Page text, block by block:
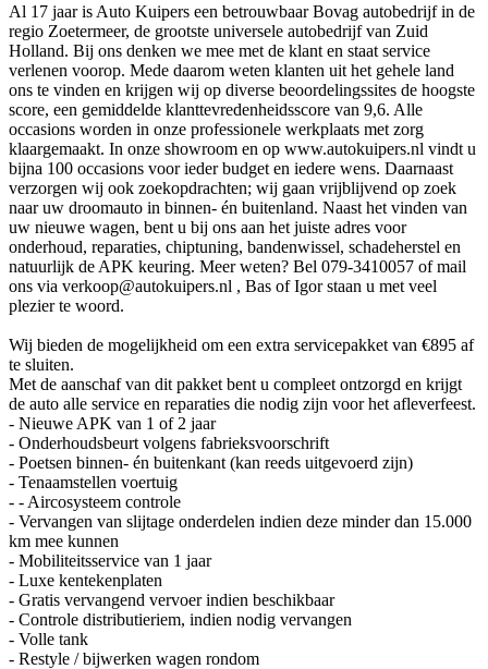
Al 17 jaar is Auto Kuipers een betrouwbaar Bovag autobedrijf in de
regio Zoetermeer, de grootste universele autobedrijf van Zuid
Holland. Bij ons denken we mee met de klant en staat service
verlenen voorop. Mede daarom weten klanten uit het gehele land
ons te vinden en krijgen wij op diverse beoordelingssites de hoogste
score, een gemiddelde klanttevredenheidsscore van 9,6. Alle
occasions worden in onze professionele werkplaats met zorg
klaargemaakt. In onze showroom en op www.autokuipers.nl vindt u
bijna 100 occasions voor ieder budget en iedere wens. Daarnaast
verzorgen wij ook zoekopdrachten; wij gaan vrijblijvend op zoek
naar uw droomauto in binnen- én buitenland. Naast het vinden van
uw nieuwe wagen, bent u bij ons aan het juiste adres voor
onderhoud, reparaties, chiptuning, bandenwissel, schadeherstel en
natuurlijk de APK keuring. Meer weten? Bel 079-3410057 of mail
ons via verkoop@autokuipers.nl , Bas of Igor staan u met veel
plezier te woord.
Wij bieden de mogelijkheid om een extra servicepakket van €895 af
te sluiten.
Met de aanschaf van dit pakket bent u compleet ontzorgd en krijgt
de auto alle service en reparaties die nodig zijn voor het afleverfeest.
- Nieuwe APK van 1 of 2 jaar
- Onderhoudsbeurt volgens fabrieksvoorschrift
- Poetsen binnen- én buitenkant (kan reeds uitgevoerd zijn)
- Tenaamstellen voertuig
- - Aircosysteem controle
- Vervangen van slijtage onderdelen indien deze minder dan 15.000
km mee kunnen
- Mobiliteitsservice van 1 jaar
- Luxe kentekenplaten
- Gratis vervangend vervoer indien beschikbaar
- Controle distributieriem, indien nodig vervangen
- Volle tank
- Restyle / bijwerken wagen rondom